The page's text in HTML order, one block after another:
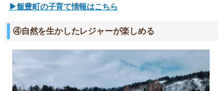
▶飯豊町の子育て情報はこちら
④自然を生かしたレジャーが楽しめる